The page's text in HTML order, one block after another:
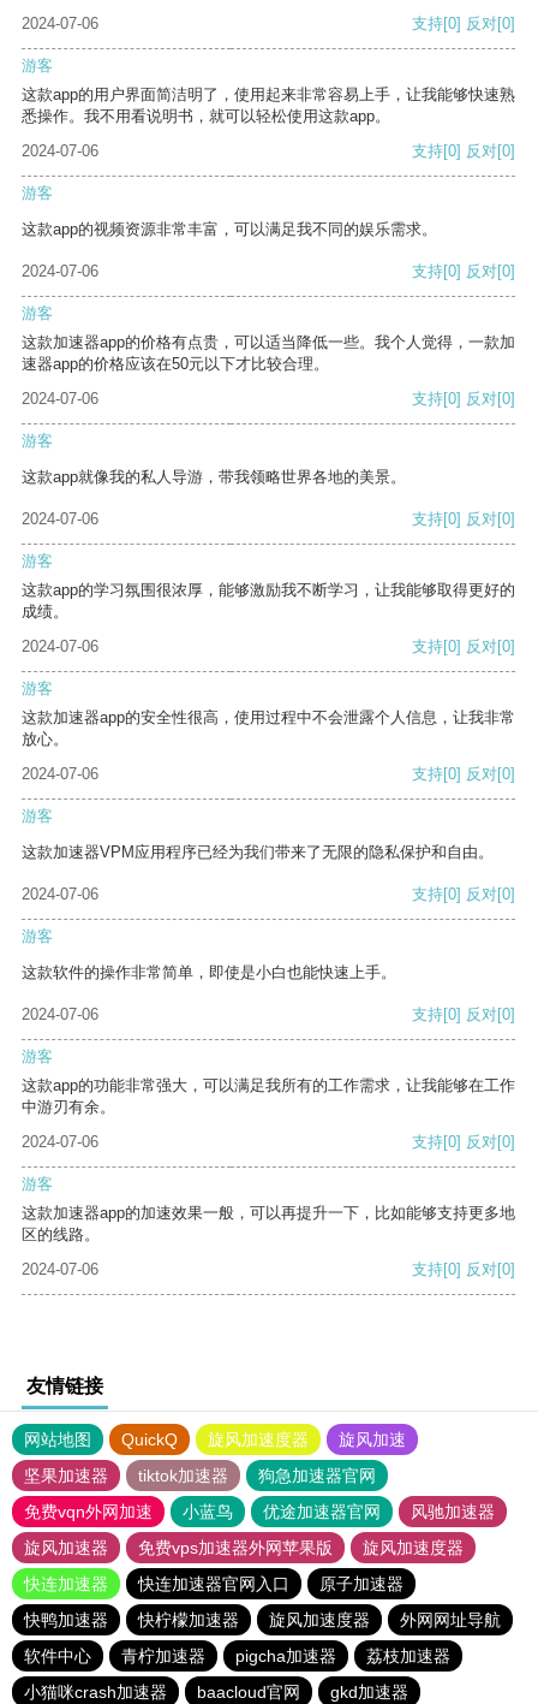
2024-07-06
支持[0] 反对[0]
游客
这款app的用户界面简洁明了，使用起来非常容易上手，让我能够快速熟
悉操作。我不用看说明书，就可以轻松使用这款app。
2024-07-06
支持[0] 反对[0]
游客
这款app的视频资源非常丰富，可以满足我不同的娱乐需求。
2024-07-06 支持[0] 反对[0]
游客
这款加速器app的价格有点贵，可以适当降低一些。我个人觉得，一款加
速器app的价格应该在50元以下才比较合理。
2024-07-06
支持[0] 反对[0]
游客
这款app就像我的私人导游，带我领略世界各地的美景。
2024-07-06 支持[0] 反对[0]
游客
这款app的学习氛围很浓厚，能够激励我不断学习，让我能够取得更好的
成绩。
2024-07-06
支持[0] 反对[0]
游客
这款加速器app的安全性很高，使用过程中不会泄露个人信息，让我非常
放心。
2024-07-06
支持[0] 反对[0]
游客
这款加速器VPM应用程序已经为我们带来了无限的隐私保护和自由。
2024-07-06 支持[0] 反对[0]
游客
这款软件的操作非常简单，即使是小白也能快速上手。
2024-07-06 支持[0] 反对[0]
游客
这款app的功能非常强大，可以满足我所有的工作需求，让我能够在工作
中游刃有余。
2024-07-06
支持[0] 反对[0]
游客
这款加速器app的加速效果一般，可以再提升一下，比如能够支持更多地
区的线路。
2024-07-06
支持[0] 反对[0]
友情链接
网站地图 QuickQ 旋风加速度器
旋风加速
坚果加速器
tiktok加速器
狗急加速器官网
免费vqn外网加速
小蓝鸟 优途加速器官网
风驰加速器
旋风加速器
免费vps加速器外网苹果版
旋风加速度器
快连加速器
快连加速器官网入口
原子加速器
快鸭加速器
快柠檬加速器 旋风加速度器
外网网址导航
软件中心
青柠加速器 pigcha加速器
荔枝加速器
小猫咪crash加速器
baacloud官网 gkd加速器